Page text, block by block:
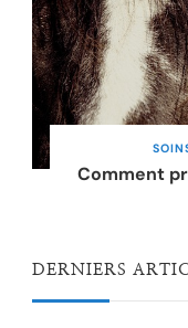
Comment
DERNIERS